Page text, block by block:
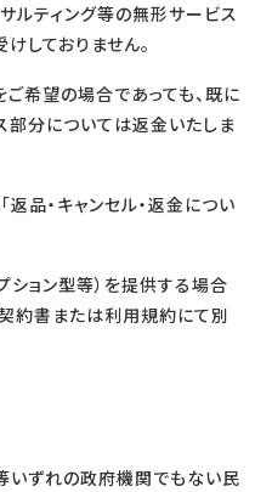
ルティング等の無形サービス
しておりません。
希望の場合であっても、既に
分については返金いたしま
品・キャンセル・返金につい
ション型等）を提供する場合
約書または利用規約にて別
いずれの政府機関でもない民